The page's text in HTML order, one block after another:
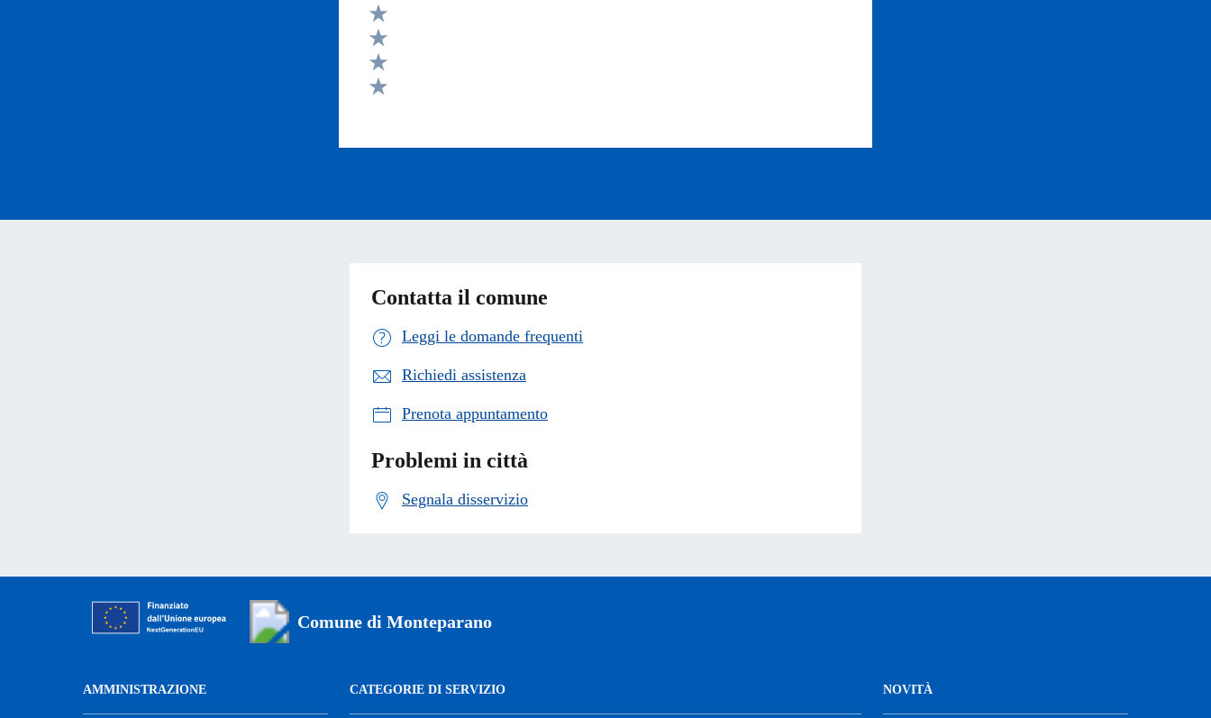
Valuta 5 stelle su 5
Valuta 4 stelle su 5
Valuta 3 stelle su 5
Valuta 2 stelle su 5
Contatta il comune
Leggi le domande frequenti
Richiedi assistenza
Prenota appuntamento
Problemi in città
Segnala disservizio
Comune di Monteparano
AMMINISTRAZIONE CATEGORIE DI SERVIZIO NOVITÀ